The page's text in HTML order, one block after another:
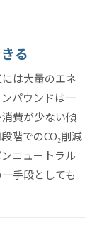
る
は大量のエネ
パウンドは一
費が少ない傾
階でのCO₂削減
ニュートラル
手段としても